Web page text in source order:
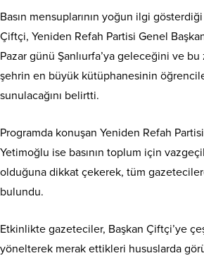
Basın mensuplarının yoğun ilgi
Çiftçi, Yeniden Refah Partisi Genel
Pazar günü Şanlıurfa’ya geleceğini ve bu
şehrin en büyük kütüphanesinin
sunulacağını belirtti.
Programda konuşan Yeniden Refah
Yetimoğlu ise basının toplum için
olduğuna dikkat çekerek, tüm
bulundu.
Etkinlikte gazeteciler, Başkan Çiftçi’ye
yönelterek merak ettikleri hususlarda